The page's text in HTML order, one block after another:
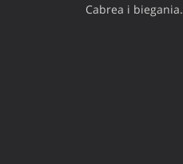
Cabrea i biegania.